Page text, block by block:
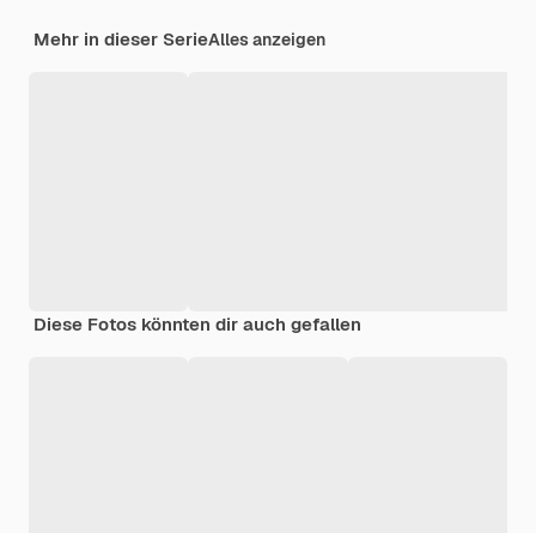
Mehr in dieser SerieAlles anzeigen
Diese Fotos könnten dir auch gefallen